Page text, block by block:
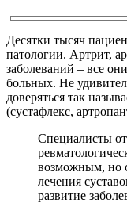
Десятки тысяч
патологии. Артрит,
заболеваний – все
больных. Не
доверяться так
(сустафлекс,
Специалисты
возможным, но
лечения
развитие